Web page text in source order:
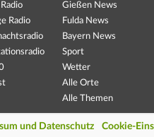
Radio
Gießen News
Fulda News
Bayern News
Sport
Wetter
Alle Orte
Alle Themen
und Datenschutz Cookie-